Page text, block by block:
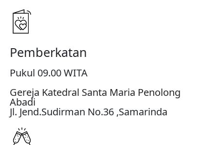
Pemberkatan
Pukul 09.00 WITA
Gereja Katedral Santa Maria Penolong
Abadi
Jl. Jend.Sudirman No.36 ,Samarinda